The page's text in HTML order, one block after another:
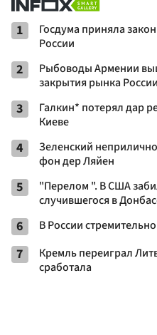
1
Госдума приняла
России
2
Рыбоводы Армении
закрытия рынка России
3
Галкин* потерял дар
Киеве
4
Зеленский
фон дер Ляйен
5
"Перелом ". В США
случившегося в
6 В России
7
Кремль переиграл
сработала